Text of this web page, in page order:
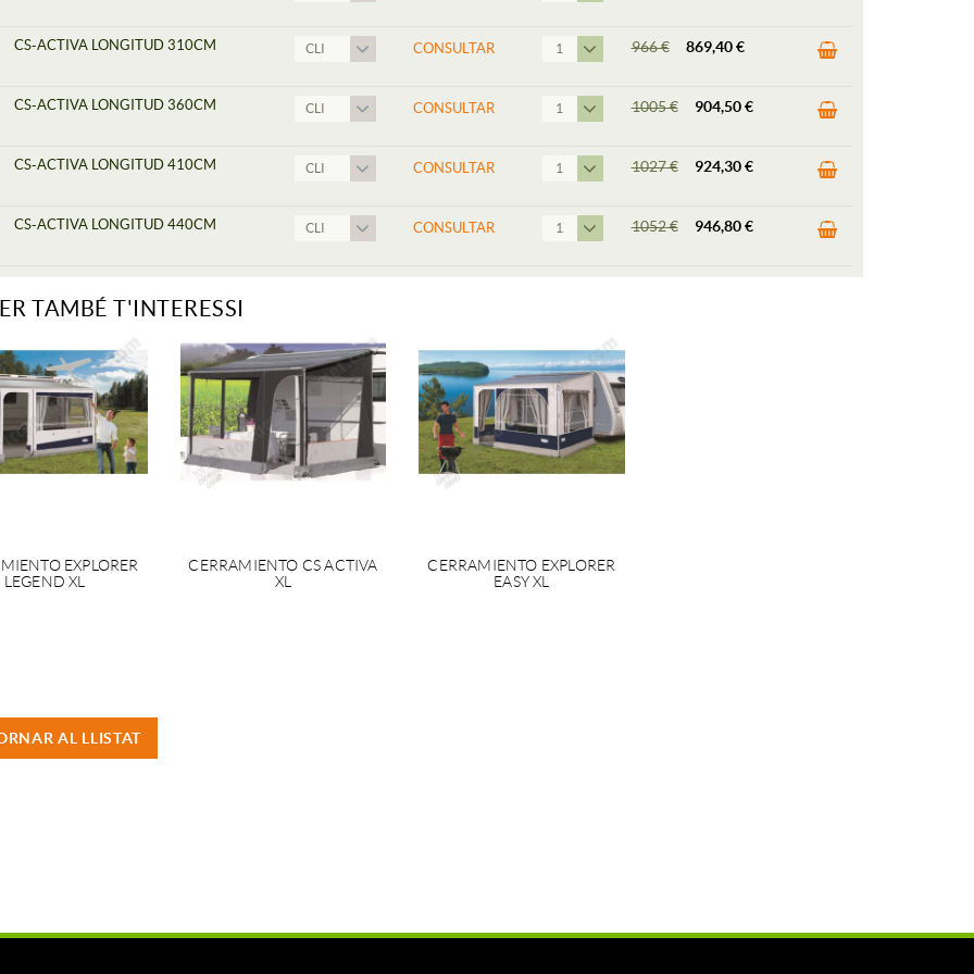
CS-ACTIVA LONGITUD 310CM CLI CONSULTAR 1 966€ 869,40 €
CS-ACTIVA LONGITUD 360CM CLI CONSULTAR 1 1005€ 904,50 €
CS-ACTIVA LONGITUD 410CM CLI CONSULTAR 1 1027€ 924,30 €
CS-ACTIVA LONGITUD 440CM CLI CONSULTAR 1 1052€ 946,80 €
TAMBÉ T'INTERESSI
EXPLORER
LEGEND XL
CERRAMIENTO CS ACTIVA
XL
CERRAMIENTO EXPLORER
EASY XL
AL LLISTAT